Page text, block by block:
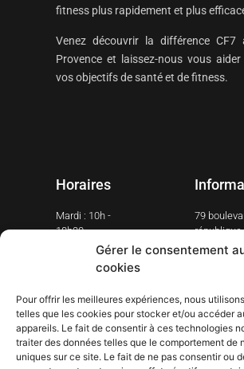
Gérer le consentement
cookies
Pour offrir les meilleures expériences, nous
telles que les cookies pour stocker et/ou accéder
appareils. Le fait de consentir à ces technologies
traiter des données telles que le comportement de
uniques sur ce site. Le fait de ne pas consentir ou
fitness plus rapidement et plus
Venez découvrir la différence CF7
Provence et laissez-nous vous
vos objectifs de santé et de fitness.
Horaires
Mardi : 10h -
18h30
Mercredi : 10h -
18h30
Vendredi : 10h -
18h30
Samedi : 10h-
79
république
13300
Email:
C.G.V